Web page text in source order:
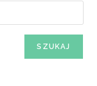
SZUKAJ